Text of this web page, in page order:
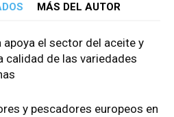
MÁS DEL AUTOR
apoya el sector del aceite y
calidad de las variedades
y pescadores europeos en